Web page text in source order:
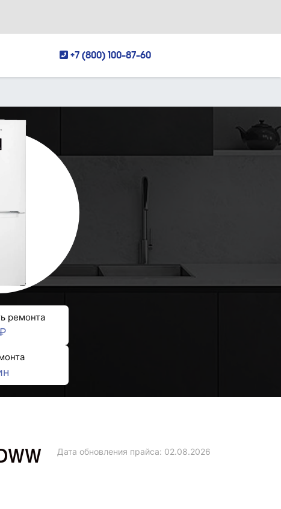
+7 (800) 100-87-60
ремонта
Дата обновления прайса: 02.08.2026